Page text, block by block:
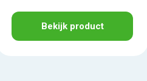
Bekijk product